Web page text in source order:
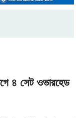
৪ সেট ওভারহেড